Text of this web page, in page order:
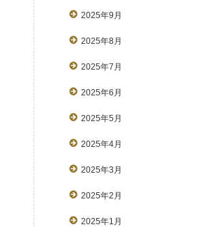
2025年9月
2025年8月
2025年7月
2025年6月
2025年5月
2025年4月
2025年3月
2025年2月
2025年1月